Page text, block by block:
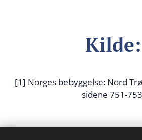
Kilde:
[1] Norges bebyggelse: Nord
sidene 751-